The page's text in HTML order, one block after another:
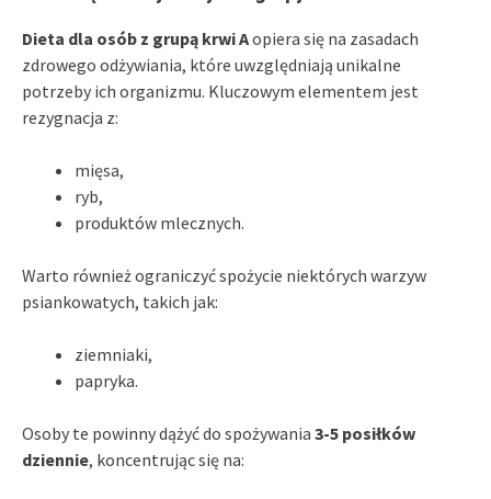
Dieta dla osób z grupą krwi Aopiera się na zasadach
zdrowego odżywiania, które uwzględniają unikalne
potrzeby ich organizmu. Kluczowym elementem jest
rezygnacja z:
mięsa,
ryb,
produktów mlecznych.
Warto również ograniczyć spożycie niektórych warzyw
psiankowatych, takich jak:
ziemniaki,
papryka.
Osoby te powinny dążyć do spożywania 3-5 posiłków
dziennie, koncentrując się na: